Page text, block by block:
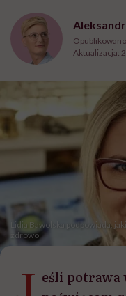
Aktualizacja:
Lidia Bawolska podpowiada,
zdrowo
eśli potrawa